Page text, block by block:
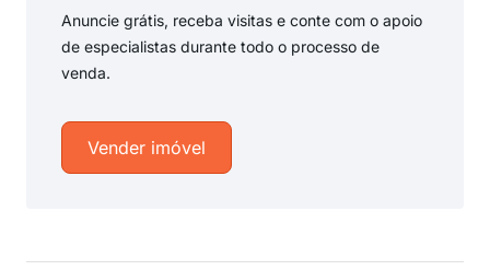
Anuncie grátis, receba visitas e conte com o apoio
de especialistas durante todo o processo de
venda.
Vender imóvel